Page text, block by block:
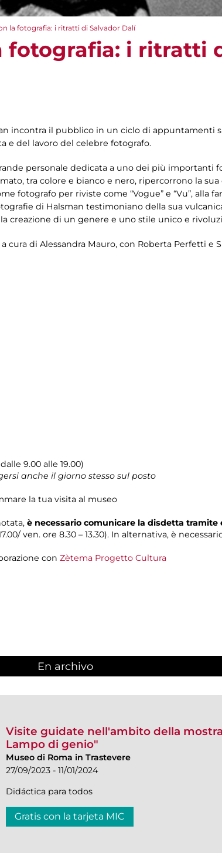
la fotografia: i ritratti di Salvador Dalí
fotografia: i ritratti
incontra il pubblico in un ciclo di appuntamenti
e del lavoro del celebre fotografo.
personale dedicata a uno dei più importanti
tra colore e bianco e nero, ripercorrono la
fotografo per riviste come “Vogue” e “Vu”, alla
di Halsman testimoniano della sua
creazione di un genere e uno stile unico e
cura di Alessandra Mauro, con Roberta Perfetti e
9.00 alle 19.00)
anche il giorno stesso sul posto
la tua visita al museo
è necessario comunicare la disdetta tramite
ven. ore 8.30 – 13.30). In alternativa, è
con Zètema Progetto Cultura
En archivo
Visite guidate nell'ambito della
Lampo di genio"
Museo di Roma in Trastevere
27/09/2023 - 11/01/2024
Didáctica para todos
Gratis con la tarjeta MIC